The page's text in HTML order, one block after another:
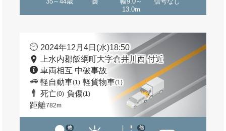
13.0m
2024年12月4日(水)18:50
上水内郡飯綱町大字倉井川西 付近
車両相互 中破事故
軽自動車(1) 軽貨物車(1)
死亡(0) 負傷(1)
距離782m
他 他